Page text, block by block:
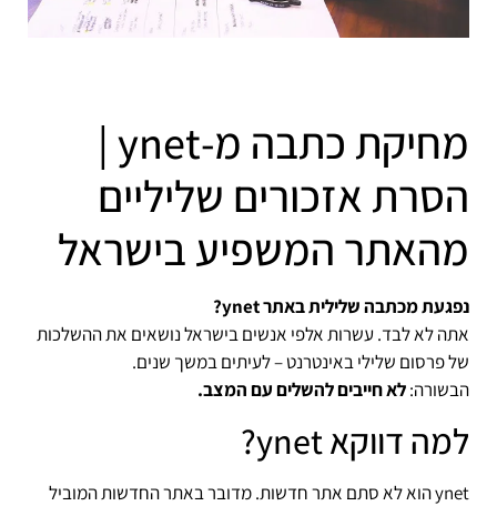
מחיקת כתבה מ-ynet |
הסרת אזכורים שליליים
מהאתר המשפיע בישראל
נפגעת מכתבה שלילית באתר ynet?
אתה לא לבד. עשרות אלפי אנשים בישראל נושאים את ההשלכות
של פרסום שלילי באינטרנט – לעיתים במשך שנים.
הבשורה:לא חייבים להשלים עם המצב.
למה דווקא ynet?
ynet הוא לא סתם אתר חדשות. מדובר באתר החדשות המוביל